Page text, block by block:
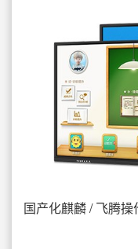
国产化麒麟 / 飞腾